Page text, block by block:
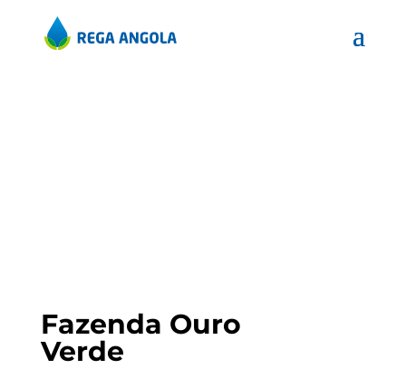
Fazenda Ouro
Verde